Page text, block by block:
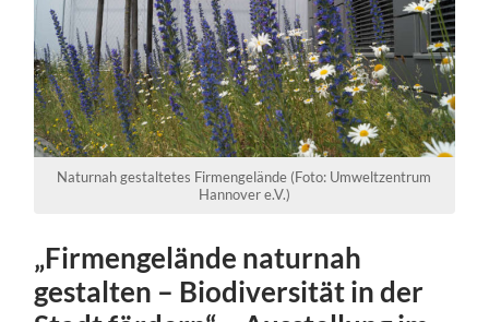
Naturnah gestaltetes Firmengelände (Foto: Umweltzentrum
Hannover e.V.)
„Firmengelände naturnah
gestalten – Biodiversität in der